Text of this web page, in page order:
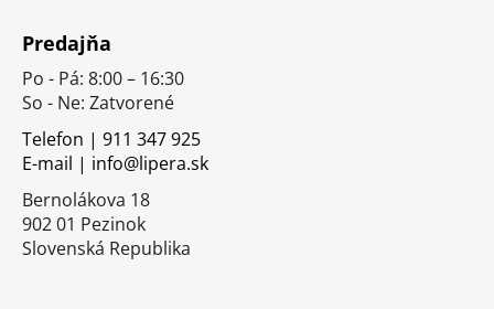
Predajňa
Po - Pá: 8:00 – 16:30
So - Ne: Zatvorené
Telefon | 911 347 925
E-mail | info@lipera.sk
Bernolákova 18
902 01 Pezinok
Slovenská Republika